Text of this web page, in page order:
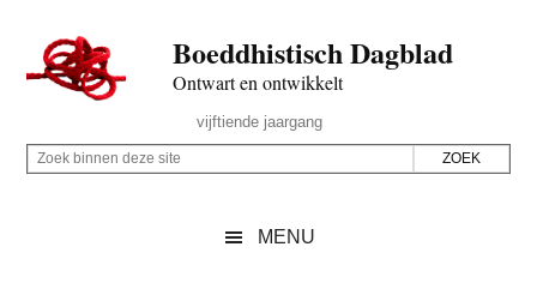
naar
de
inhoud
secondary
naar
de
sidebar
naar
de
Boeddhistisch Dagblad
Ontwart en ontwikkelt
Rechts
vijftiende jaargang
Z
Z
MENU